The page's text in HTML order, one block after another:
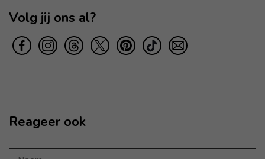
Volg jij ons al?
Reageer ook